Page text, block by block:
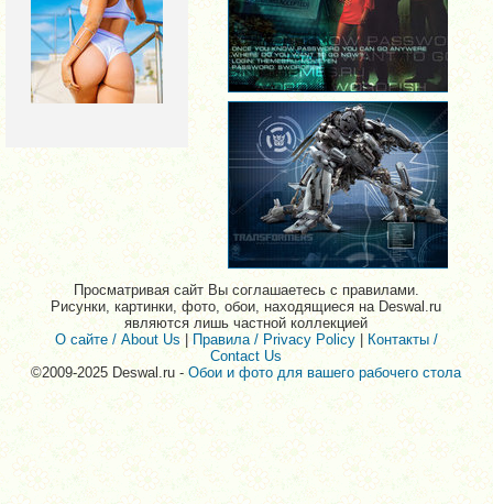
Просматривая сайт Вы соглашаетесь с правилами.
Рисунки, картинки, фото, обои, находящиеся на Deswal.ru
являются лишь частной коллекцией
О сайте / About Us|Правила / Privacy Policy
Контакты /
Contact Us
©2009-2025 Deswal.ru -Обои и фото для вашего рабочего стола